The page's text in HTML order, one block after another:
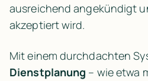
ausreichend angekündigt
akzeptiert wird.
Dienstplanung – wie etwa